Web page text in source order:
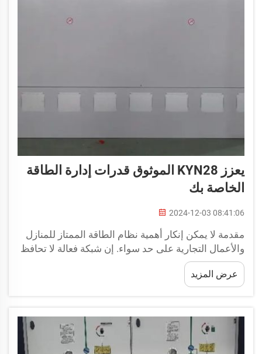
يعزز KYN28 الموثوق قدرات إدارة الطاقة
الخاصة بك
2024-12-03 08:41:06
مقدمة لا يمكن إنكار أهمية نظام الطاقة الممتاز للمنازل
والأعمال التجارية على حد سواء. إن شبكة فعالة لا تحافظ
فقط على تشغيل الأنوار، بل تحافظ أيضًا على تشغيل
جميع الآلات والأجهزة دون تعطل وبلا انقطاع.
عرض المزيد